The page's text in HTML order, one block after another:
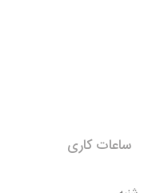
ساعات کاری